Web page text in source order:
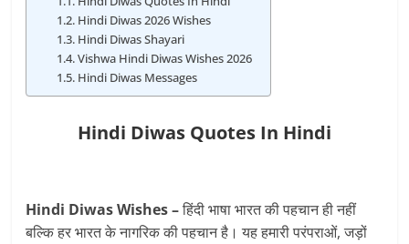
Hindi Diwas 2026 Wishes
Hindi Diwas Shayari
Vishwa Hindi Diwas Wishes 2026
Hindi Diwas Messages
Hindi Diwas Quotes In Hindi
Hindi Diwas Wishes –हिंदी भाषा भारत की पहचान ही नहीं
बल्कि हर भारत के नागरिक की पहचान है। यह हमारी परंपराओं, जड़ों